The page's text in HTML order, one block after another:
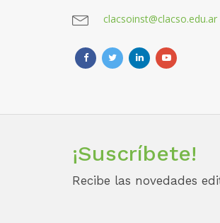
clacsoinst@clacso.edu.ar
¡Suscríbete!
Recibe las novedades